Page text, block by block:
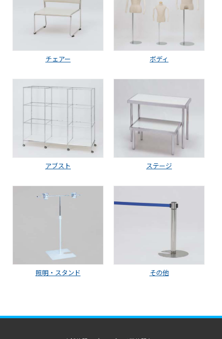
チェアー ボディ
アブスト ステージ
照明・スタンド その他